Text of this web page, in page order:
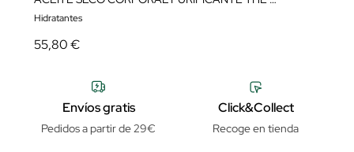
Hidratantes
55,80 €
Envíos gratis
Pedidos a partir de 29€
Click&Collect
Recoge en tienda